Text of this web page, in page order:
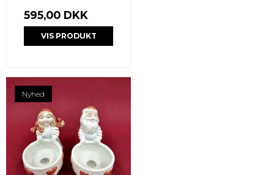
595,00 DKK
VIS PRODUKT
Nyhed